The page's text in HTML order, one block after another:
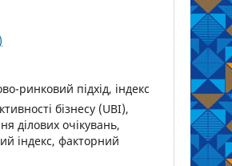
ринковий підхід, індекс
бізнесу (UBI),
ділових очікувань,
індекс, факторний